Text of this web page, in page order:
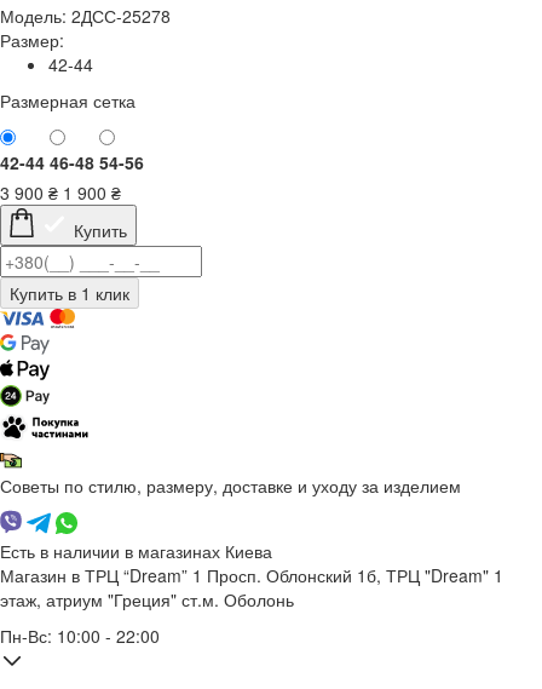
Модель: 2ДСС-25278
Размер:
42-44
Размерная сетка
42-44 46-48 54-56
3 900 ₴ 1 900 ₴
Купить
Советы по стилю, размеру, доставке и уходу за изделием
Есть в наличии в магазинах Киева
Магазин в ТРЦ “Dream” 1 Просп. Облонский 1б, ТРЦ "Dream" 1
этаж, атриум "Греция" ст.м. Оболонь
Пн-Вс: 10:00 - 22:00